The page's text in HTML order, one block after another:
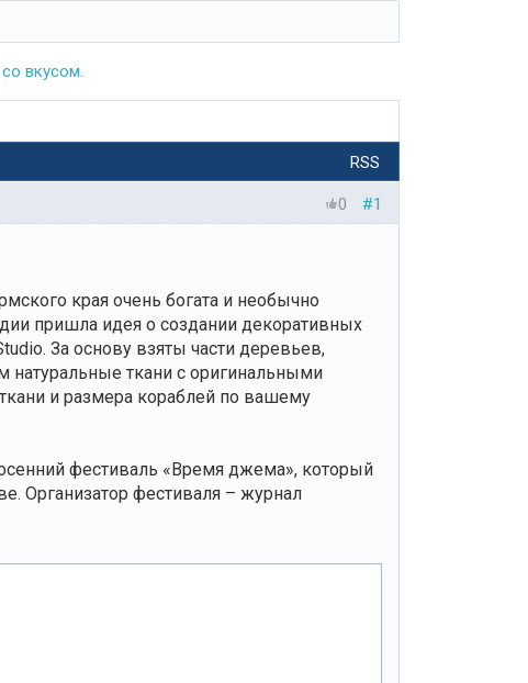
вкусом.
RSS
#1
0
края очень богата и необычно
пришла идея о создании декоративных
За основу взяты части деревьев,
ткани с оригинальными
и размера кораблей по вашему
фестиваль «Время джема», который
Организатор фестиваля – журнал